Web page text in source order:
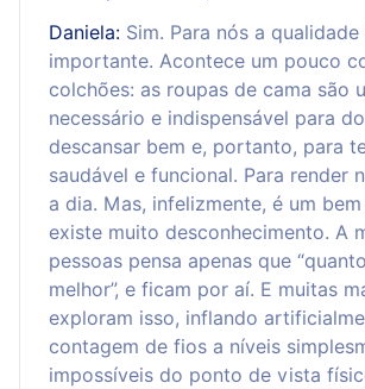
Daniela: Sim. Para nós a
importante. Acontece um pouco
colchões: as roupas de cama são
necessário e indispensável para
descansar bem e, portanto, para
saudável e funcional. Para render
a dia. Mas, infelizmente, é um
existe muito desconhecimento. A
pessoas pensa apenas que
melhor”, e ficam por aí. E muitas
exploram isso, inflando
contagem de fios a níveis
impossíveis do ponto de vista